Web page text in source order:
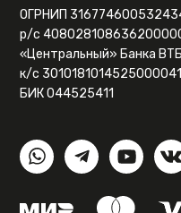
ОГРНИП
р/с
«Центральный» Банка
к/с
БИК 044525411